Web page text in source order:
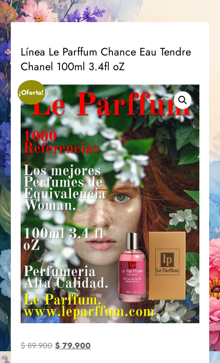
Línea Le Parffum Chance Eau Tendre
Chanel 100ml 3.4fl oZ
¡Oferta!
$89.900 $ 79.900